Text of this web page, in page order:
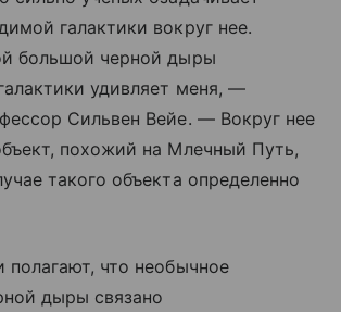
галактики вокруг нее.
большой черной дыры
удивляет меня, —
Сильвен Вейе. — Вокруг нее
похожий на Млечный Путь,
такого объекта определенно
полагают, что необычное
дыры связано